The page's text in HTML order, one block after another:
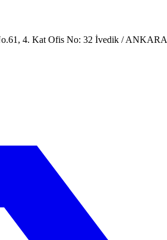
4. Kat Ofis No: 32 İvedik / ANKARA